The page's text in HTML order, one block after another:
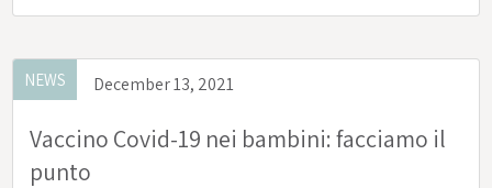
NEWS December 13, 2021
Vaccino Covid-19 nei bambini: facciamo il
punto